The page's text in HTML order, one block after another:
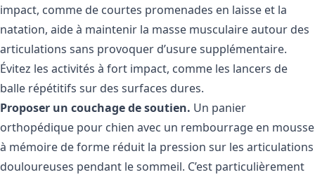
impact, comme de courtes promenades en laisse et la
natation, aide à maintenir la masse musculaire autour des
articulations sans provoquer d’usure supplémentaire.
Évitez les activités à fort impact, comme les lancers de
balle répétitifs sur des surfaces dures.
Proposer un couchage de soutien. Un panier
orthopédique pour chien avec un rembourrage en mousse
à mémoire de forme réduit la pression sur les articulations
douloureuses pendant le sommeil. C’est particulièrement